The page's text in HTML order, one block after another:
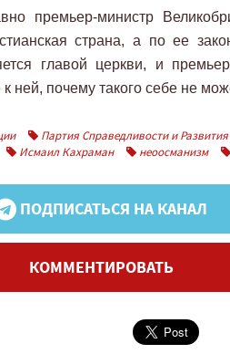
премьер-министр
страна, а по ее
главой церкви, и
ней, почему такого себе не
Партия Справедливости и Развития
Исмаил Кахраман неоосманизм
ПОДПИСАТЬСЯ НА КАНАЛ
КОММЕНТИРОВАТЬ